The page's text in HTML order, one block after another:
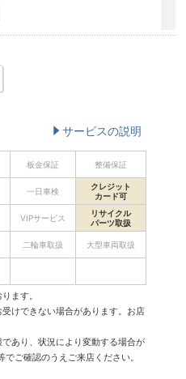
サービスの説明
板金保証 整備保証
一日車検
クレジット
カード可
VIPサービス
リサイクル
パーツ取扱
二輪車取扱 大型車両取扱
ます。
けできない場合があります。お店
あり、状況により変動する場合が
ご確認のうえご来店ください。